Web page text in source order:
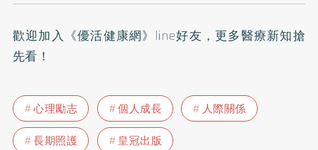
歡迎加入 《優活健康網》line好友 ，更多醫療新知搶
先看！
心理勵志 個人成長
人際關係
長期照護
皇冠出版